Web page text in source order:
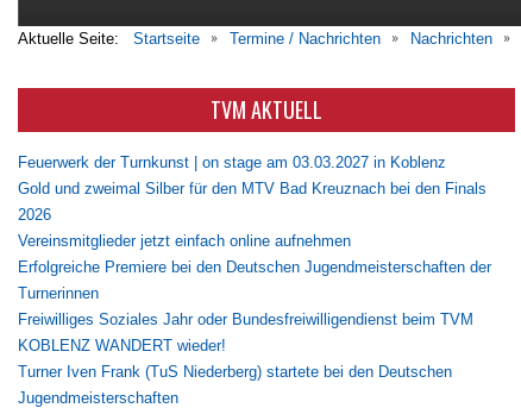
Aktuelle Seite: Startseite Termine / Nachrichten Nachrichten
TVM AKTUELL
Feuerwerk der Turnkunst | on stage am 03.03.2027 in Koblenz
Gold und zweimal Silber für den MTV Bad Kreuznach bei den Finals
2026
Vereinsmitglieder jetzt einfach online aufnehmen
Erfolgreiche Premiere bei den Deutschen Jugendmeisterschaften der
Turnerinnen
Freiwilliges Soziales Jahr oder Bundesfreiwilligendienst beim TVM
KOBLENZ WANDERT wieder!
Turner Iven Frank (TuS Niederberg) startete bei den Deutschen
Jugendmeisterschaften